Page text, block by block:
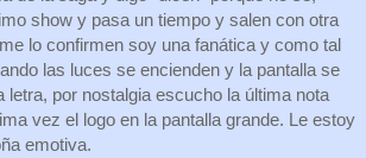
show y pasa un tiempo y salen con otra
lo confirmen soy una fanática y como tal
las luces se encienden y la pantalla se
letra, por nostalgia escucho la última nota
vez el logo en la pantalla grande. Le estoy
emotiva.